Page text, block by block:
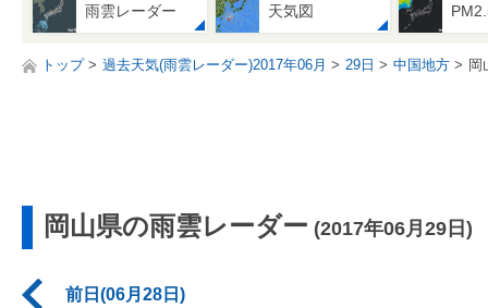
雨雲レーダー 天気図
トップ 過去天気(雨雲レーダー)2017年06月 29日 中国地方 岡
岡山県の雨雲レーダー (2017年06月29日)
前日(06月28日)